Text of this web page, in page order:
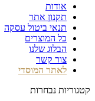
אודות
תקנון אתר
תנאי ביטול עסקה
כל המוצרים
הבלוג שלנו
צור קשר
לאתר המוסדי
קטגוריות נבחרות